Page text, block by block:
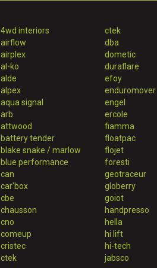
4wd interiors
airflow
airplex
al-ko
alde
alpex
aqua signal
arb
attwood
battery tender
blake snake / marlow
blue performance
can
car'box
cbe
chausson
cno
comeup
cristec
ctek
ctek
dba
dometic
duraflare
efoy
enduromover
engel
ercole
fiamma
floatpac
flojet
foresti
geotraceur
globerry
goiot
handpresso
hella
hi lift
hi-tech
jabsco